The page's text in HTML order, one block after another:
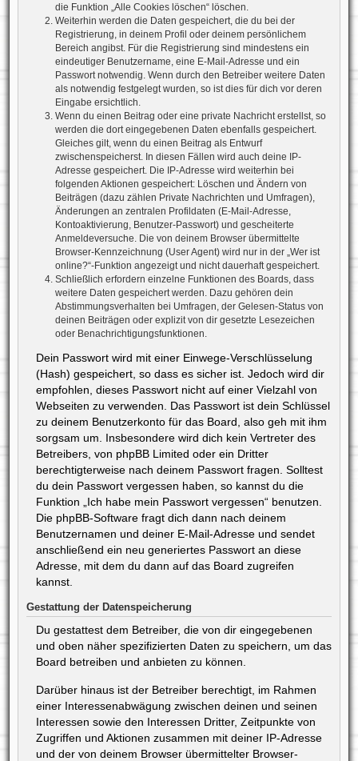
die Funktion „Alle Cookies löschen“ löschen.
Weiterhin werden die Daten gespeichert, die du bei der
Registrierung, in deinem Profil oder deinem persönlichem
Bereich angibst. Für die Registrierung sind mindestens ein
eindeutiger Benutzername, eine E-Mail-Adresse und ein
Passwort notwendig. Wenn durch den Betreiber weitere Daten
als notwendig festgelegt wurden, so ist dies für dich vor deren
Eingabe ersichtlich.
Wenn du einen Beitrag oder eine private Nachricht erstellst, so
werden die dort eingegebenen Daten ebenfalls gespeichert.
Gleiches gilt, wenn du einen Beitrag als Entwurf
zwischenspeicherst. In diesen Fällen wird auch deine IP-
Adresse gespeichert. Die IP-Adresse wird weiterhin bei
folgenden Aktionen gespeichert: Löschen und Ändern von
Beiträgen (dazu zählen Private Nachrichten und Umfragen),
Änderungen an zentralen Profildaten (E-Mail-Adresse,
Kontoaktivierung, Benutzer-Passwort) und gescheiterte
Anmeldeversuche. Die von deinem Browser übermittelte
Browser-Kennzeichnung (User Agent) wird nur in der „Wer ist
online?“-Funktion angezeigt und nicht dauerhaft gespeichert.
Schließlich erfordern einzelne Funktionen des Boards, dass
weitere Daten gespeichert werden. Dazu gehören dein
Abstimmungsverhalten bei Umfragen, der Gelesen-Status von
deinen Beiträgen oder explizit von dir gesetzte Lesezeichen
oder Benachrichtigungsfunktionen.
Dein Passwort wird mit einer Einwege-Verschlüsselung
(Hash) gespeichert, so dass es sicher ist. Jedoch wird dir
empfohlen, dieses Passwort nicht auf einer Vielzahl von
Webseiten zu verwenden. Das Passwort ist dein Schlüssel
zu deinem Benutzerkonto für das Board, also geh mit ihm
sorgsam um. Insbesondere wird dich kein Vertreter des
Betreibers, von phpBB Limited oder ein Dritter
berechtigterweise nach deinem Passwort fragen. Solltest
du dein Passwort vergessen haben, so kannst du die
Funktion „Ich habe mein Passwort vergessen“ benutzen.
Die phpBB-Software fragt dich dann nach deinem
Benutzernamen und deiner E-Mail-Adresse und sendet
anschließend ein neu generiertes Passwort an diese
Adresse, mit dem du dann auf das Board zugreifen
kannst.
Gestattung der Datenspeicherung
Du gestattest dem Betreiber, die von dir eingegebenen
und oben näher spezifizierten Daten zu speichern, um das
Board betreiben und anbieten zu können.
Darüber hinaus ist der Betreiber berechtigt, im Rahmen
einer Interessenabwägung zwischen deinen und seinen
Interessen sowie den Interessen Dritter, Zeitpunkte von
Zugriffen und Aktionen zusammen mit deiner IP-Adresse
und der von deinem Browser übermittelter Browser-